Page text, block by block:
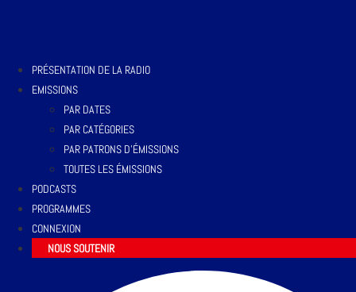
PRÉSENTATION DE LA RADIO
EMISSIONS
PAR DATES
PAR CATÉGORIES
PAR PATRONS D’ÉMISSIONS
TOUTES LES ÉMISSIONS
PODCASTS
PROGRAMMES
CONNEXION
NOUS SOUTENIR